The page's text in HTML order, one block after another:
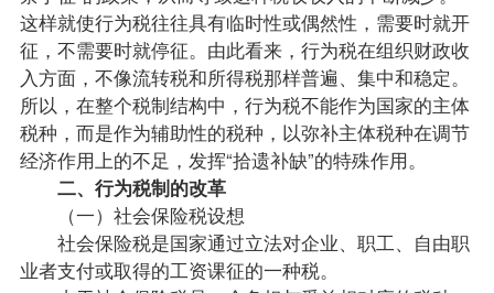
这样就使行为税往往具有临时性或偶然性，需要时就开
征，不需要时就停征。由此看来，行为税在组织财政收
入方面，不像流转税和所得税那样普遍、集中和稳定。
所以，在整个税制结构中，行为税不能作为国家的主体
税种，而是作为辅助性的税种，以弥补主体税种在调节
经济作用上的不足，发挥“拾遗补缺”的特殊作用。
二、行为税制的改革
（一）社会保险税设想
社会保险税是国家通过立法对企业、职工、自由职
业者支付或取得的工资课征的一种税。